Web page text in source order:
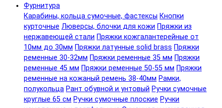
Фурнитура
Карабины, кольца сумочные, фастексы Кнопки
курточные Люверсы, блочки для кожи Пряжки из
нержавеющей стали Пряжки кожгалантерейные от
10мм до 30мм Пряжки латунные solid brass Пряжки
ременные 30-32мм Пряжки ременные 35 мм Пряжки
ременные 45 мм Пряжки ременные 50-55 мм Пряжки
ременные на кожаный ремень 38-40мм Рамки,
полукольца Рант обувной и унтовый Ручки сумочные
круглые 65 см Ручки сумочные плоские Ручки